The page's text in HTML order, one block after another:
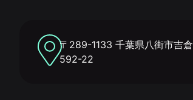
〒289-1133 千葉県八街市吉倉
592-22